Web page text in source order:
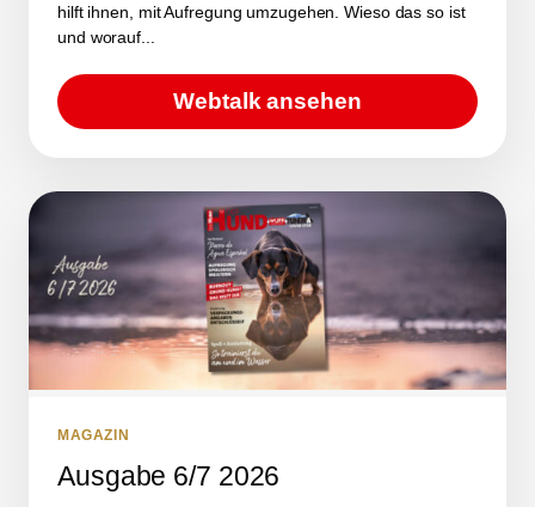
hilft ihnen, mit Aufregung umzugehen. Wieso das so ist
und worauf...
Webtalk ansehen
MAGAZIN
Ausgabe 6/7 2026